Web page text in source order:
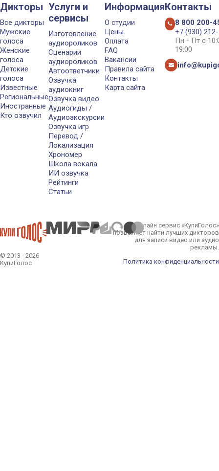
Дикторы
Все дикторы
Мужские
голоса
Женские
голоса
Детские
голоса
Известные
Региональные
Иностранные
Кто озвучил
Услуги и
сервисы
Изготовление
аудиороликов
Сценарии
аудиороликов
Автоответчики
Озвучка
аудиокниг
Озвучка видео
Аудиогиды /
Аудиоэкскурсии
Озвучка игр
Перевод /
Локализация
Хрономер
Школа вокала
ИИ озвучка
Рейтинги
Статьи
Информация
О студии
Цены
Оплата
FAQ
Вакансии
Правила сайта
Контакты
Карта сайта
Контакты
8 800 200-
+7 (930)
Пн - Пт с
19:00
© 2013 - 2026
КупиГолос
Онлайн сервис «КупиГолос»
позволяет найти лучших дикторов
для записи видео или аудио
рекламы.
Политика конфиденциальности